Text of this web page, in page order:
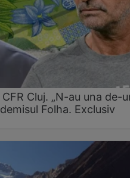
Cluj. „N-au una de-
Folha. Exclusiv